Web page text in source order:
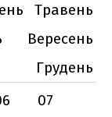
Травень
Вересень
Грудень
07